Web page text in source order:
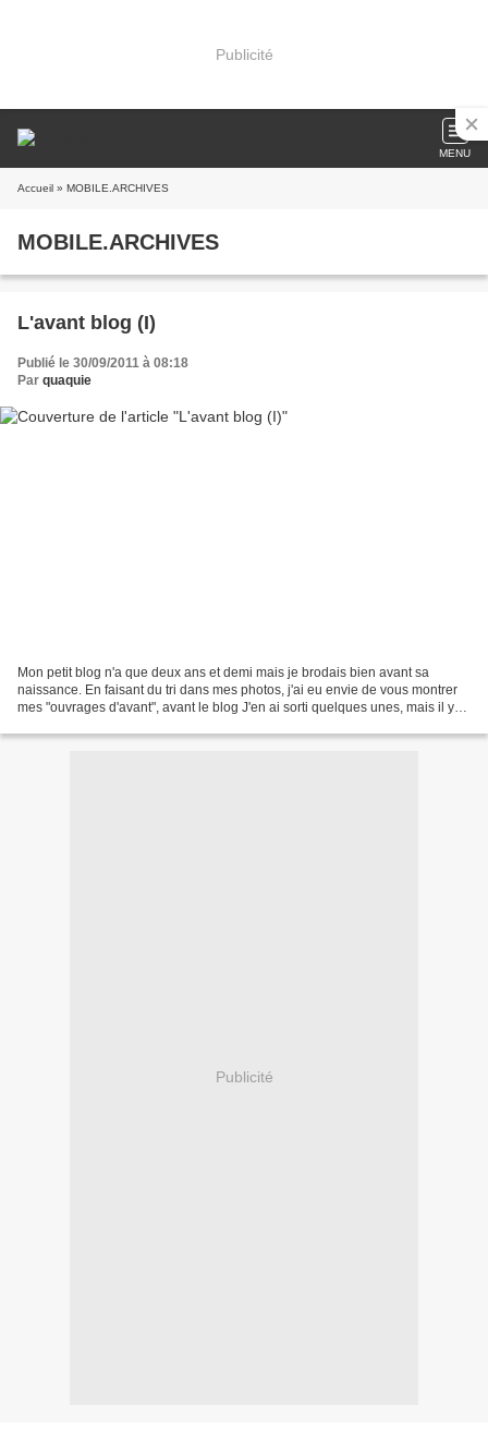
Publicité
MENU
Accueil » MOBILE.ARCHIVES
MOBILE.ARCHIVES
L'avant blog (I)
Publié le 30/09/2011 à 08:18
Par quaquie
Mon petit blog n'a que deux ans et demi mais je brodais bien avant sa
naissance. En faisant du tri dans mes photos, j'ai eu envie de vous montrer
mes "ouvrages d'avant", avant le blog J'en ai sorti quelques unes, mais il y
Publicité